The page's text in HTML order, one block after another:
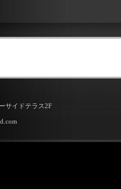
サイドテラス2F